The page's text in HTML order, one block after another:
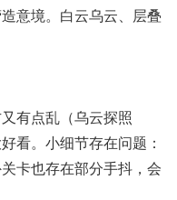
意境。白云乌云、层叠
有点乱（乌云探照
看。小细节存在问题：
卡也存在部分手抖，会